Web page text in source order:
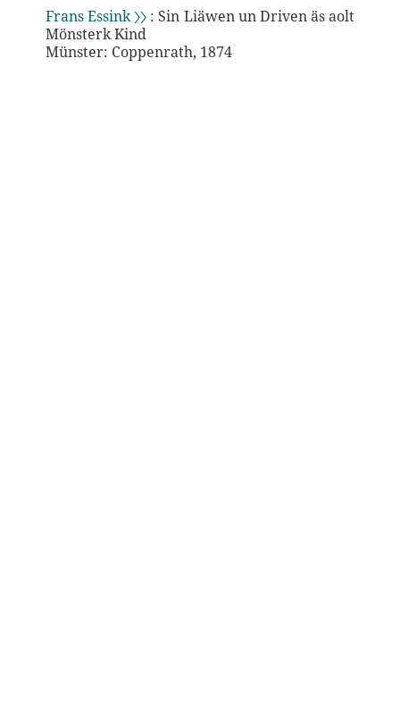
Frans Essink 〉〉 : Sin Liäwen un Driven äs aolt
Mönsterk Kind
Münster: Coppenrath, 1874